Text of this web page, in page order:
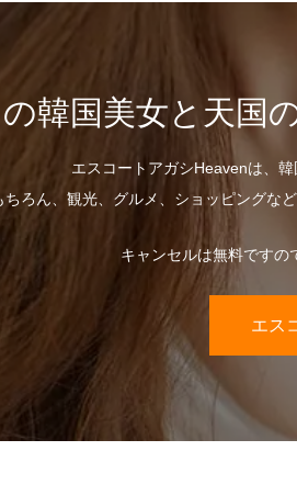
韓国美女と天国
エスコートアガシHeavenは、
ろん、観光、グルメ、ショッピングな
キャンセルは無料ですの
エス